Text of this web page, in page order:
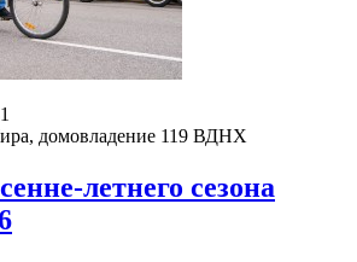
домовладение 119 ВДНХ
летнего сезона